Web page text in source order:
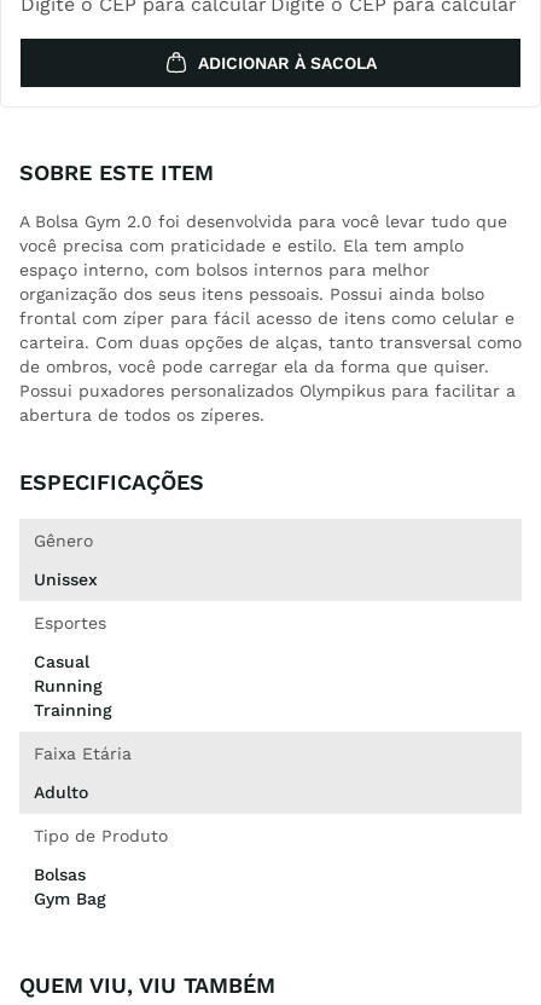
ADICIONAR À SACOLA
SOBRE ESTE ITEM
A Bolsa Gym 2.0 foi desenvolvida para você levar tudo que
você precisa com praticidade e estilo. Ela tem amplo
espaço interno, com bolsos internos para melhor
organização dos seus itens pessoais. Possui ainda bolso
frontal com zíper para fácil acesso de itens como celular e
carteira. Com duas opções de alças, tanto transversal como
de ombros, você pode carregar ela da forma que quiser.
Possui puxadores personalizados Olympikus para facilitar a
abertura de todos os zíperes.
ESPECIFICAÇÕES
Gênero
Unissex
Esportes
Casual
Running
Trainning
Faixa Etária
Adulto
Tipo de Produto
Bolsas
Gym Bag
QUEM VIU, VIU TAMBÉM